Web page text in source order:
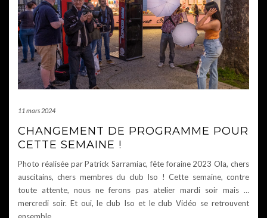
11 mars 2024
CHANGEMENT DE PROGRAMME POUR
CETTE SEMAINE !
Photo réalisée par Patrick Sarramiac, fête foraine 2023 Ola, chers
auscitains, chers membres du club Iso ! Cette semaine, contre
toute attente, nous ne ferons pas atelier mardi soir mais …
mercredi soir. Et oui, le club Iso et le club Vidéo se retrouvent